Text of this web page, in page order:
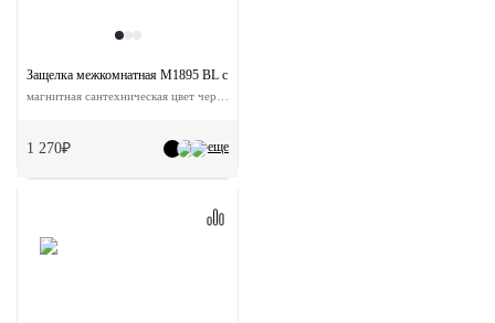
еще
Защелка межкомнатная M1895 BL с ответной планкой
1 270₽